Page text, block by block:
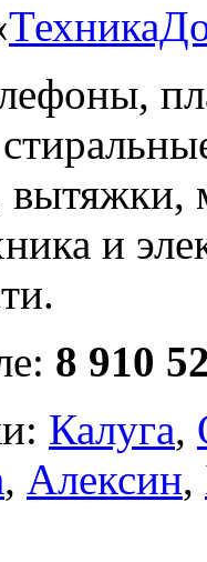
и
8 910
Калуга,
, Алексин,